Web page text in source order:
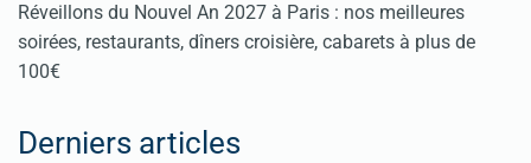
Réveillons du Nouvel An 2027 à Paris : nos meilleures
soirées, restaurants, dîners croisière, cabarets à plus de
100€
Derniers articles